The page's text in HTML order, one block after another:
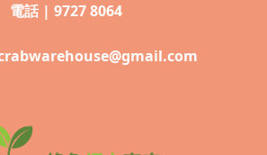
電話 | 9727 8064